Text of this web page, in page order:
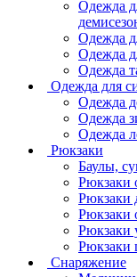
Одежда
Одежда
Одежда
Одежда
Одежда для
Одежда
Одежда
Одежда
Рюкзаки
Баулы,
Рюкзаки
Рюкзаки
Рюкзаки
Рюкзаки
Рюкзаки
Снаряжение